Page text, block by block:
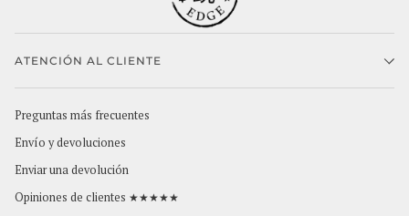
ATENCIÓN AL CLIENTE
Preguntas más frecuentes
Envío y devoluciones
Enviar una devolución
Opiniones de clientes ★★★★★